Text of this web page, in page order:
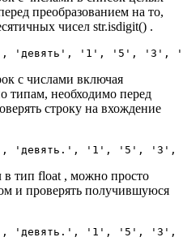
преобразованием на то,
чисел str.isdigit() .
, 'девять' , '1' , '5' , '3' ,
с числами включая
типам, необходимо перед
строку на вхождение
, 'девять.' , '1' , '5' , '3' ,
в тип float , можно просто
и проверять получившуюся
, 'девять.' , '1' , '5' , '3' ,